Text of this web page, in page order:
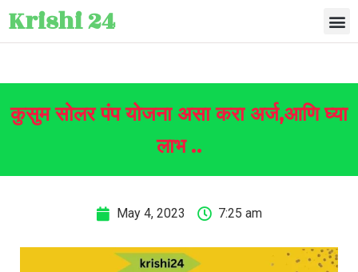
Krishi 24
कुसुम सोलर पंप योजना असा करा अर्ज,आणि घ्या
लाभ ..
May 4, 2023 7:25 am